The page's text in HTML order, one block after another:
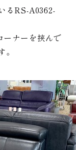
るRS-A0362-
ーナーを挟んで